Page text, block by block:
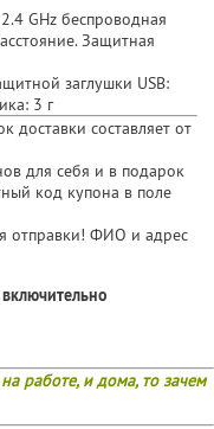
GHz беспроводная
Защитная
заглушки USB:
3 г
доставки составляет от
для себя и в подарок
код купона в поле
отправки! ФИО и адрес
работе, и дома, то зачем